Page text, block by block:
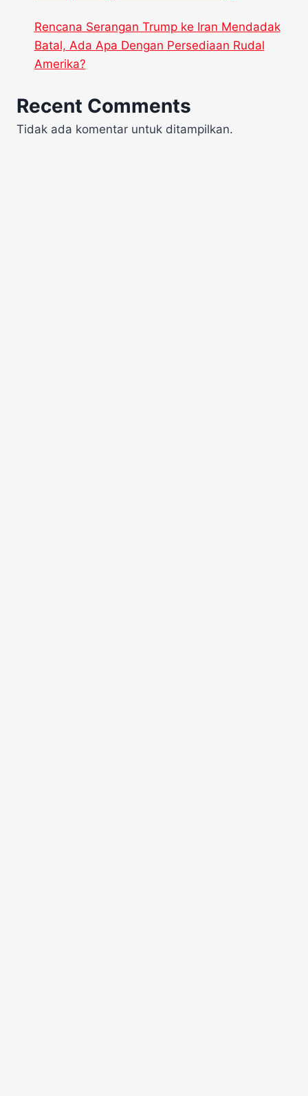
Rencana Serangan Trump ke Iran Mendadak
Batal, Ada Apa Dengan Persediaan Rudal
Amerika?
Recent Comments
Tidak ada komentar untuk ditampilkan.